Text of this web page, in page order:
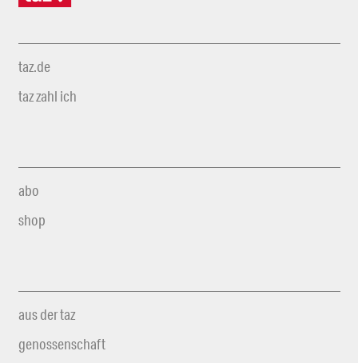
taz.de
taz zahl ich
abo
shop
aus der taz
genossenschaft